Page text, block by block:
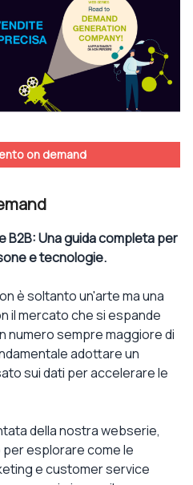
on demand
B2B: Una guida completa per
e tecnologie.
è soltanto un'arte ma una
il mercato che si espande
numero sempre maggiore di
adottare un
sui dati per accelerare le
della nostra webserie,
esplorare come le
e customer service